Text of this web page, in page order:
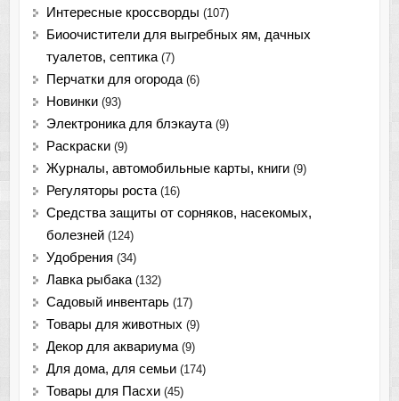
Интересные кроссворды (107)
Биоочистители для выгребных ям, дачных
туалетов, септика (7)
Перчатки для огорода (6)
Новинки (93)
Электроника для блэкаута (9)
Раскраски (9)
Журналы, автомобильные карты, книги (9)
Регуляторы роста (16)
Средства защиты от сорняков, насекомых,
болезней (124)
Удобрения (34)
Лавка рыбака (132)
Садовый инвентарь (17)
Товары для животных (9)
Декор для аквариума (9)
Для дома, для семьи (174)
Товары для Пасхи (45)